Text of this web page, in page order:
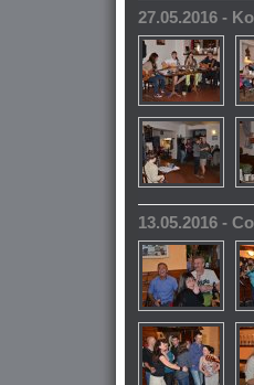
27.05.2016 -
13.05.2016 -